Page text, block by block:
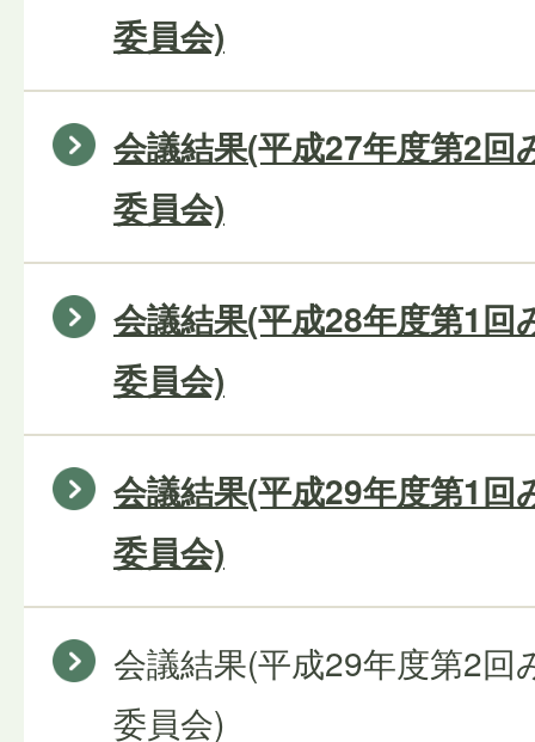
委員会)
会議結果(平成27年度第2回
委員会)
会議結果(平成28年度第1回
委員会)
会議結果(平成29年度第1回
委員会)
会議結果(平成29年度第2回
委員会)